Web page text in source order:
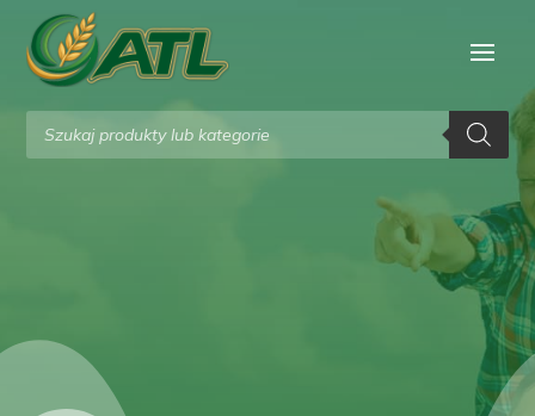
Wyszukiwarka
produktów